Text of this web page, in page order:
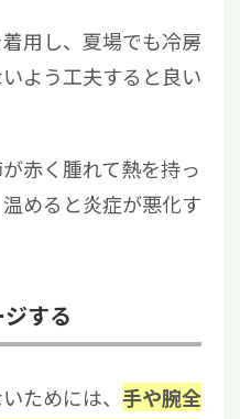
用し、夏場でも冷房
よう工夫すると良い
赤く腫れて熱を持っ
めると炎症が悪化す
する
ためには、 手や腕全